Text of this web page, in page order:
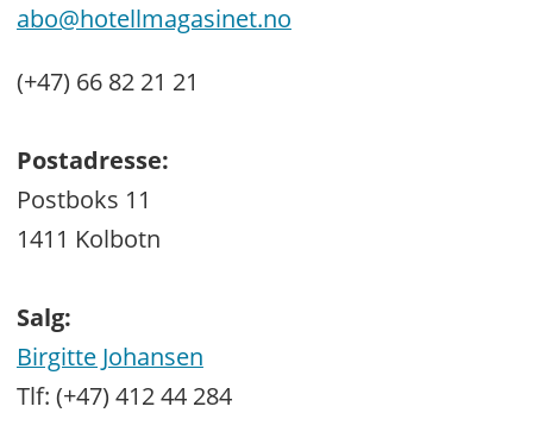
abo@hotellmagasinet.no
(+47) 66 82 21 21
Postadresse:
Postboks 11
1411 Kolbotn
Salg:
Birgitte Johansen
Tlf: (+47) 412 44 284